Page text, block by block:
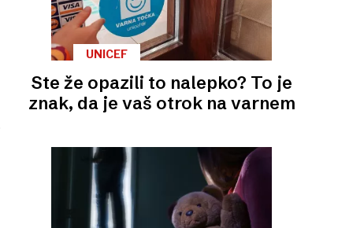
UNICEF
Ste že opazili to nalepko? To je
znak, da je vaš otrok na varnem